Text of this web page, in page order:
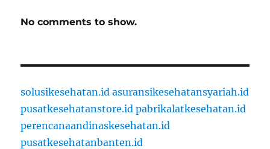
No comments to show.
solusikesehatan.id asuransikesehatansyariah.id
pusatkesehatanstore.id pabrikalatkesehatan.id
perencanaandinaskesehatan.id
pusatkesehatanbanten.id